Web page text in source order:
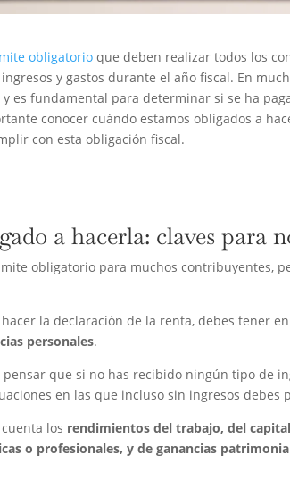
obligatorio que deben realizar todos los
y gastos durante el año fiscal. En
es fundamental para determinar si se ha
conocer cuándo estamos obligados a
con esta obligación fiscal.
a hacerla: claves para
obligatorio para muchos contribuyentes,
la declaración de la renta, debes tener
personales.
que si no has recibido ningún tipo de
en las que incluso sin ingresos debes
los rendimientos del trabajo, del
o profesionales, y de ganancias